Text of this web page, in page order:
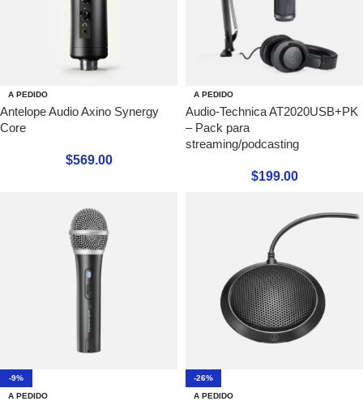
A PEDIDO
Antelope Audio Axino Synergy
Core
$569.00
A PEDIDO
Audio-Technica AT2020USB+PK
– Pack para
streaming/podcasting
$199.00
-9%
A PEDIDO
-26%
A PEDIDO